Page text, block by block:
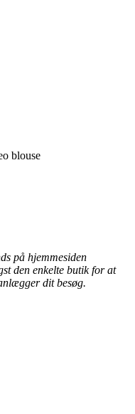
blouse
på hjemmesiden
den enkelte butik for at
dit besøg.